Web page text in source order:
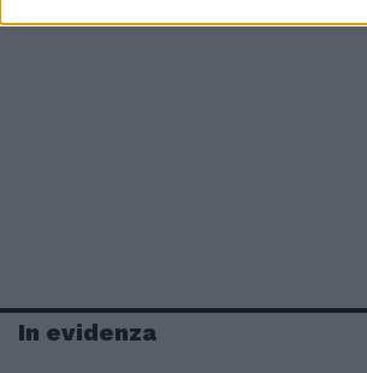
In evidenza